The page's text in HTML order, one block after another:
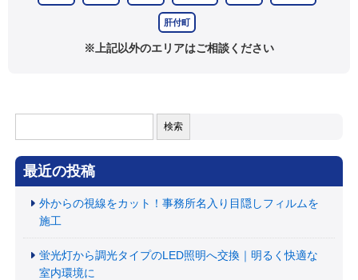
肝付町
※上記以外のエリアはご相談ください
索:
最近の投稿
外からの視線をカット！事務所名入り目隠しフィルムを
施工
蛍光灯から調光タイプのLED照明へ交換｜明るく快適な
室内環境に